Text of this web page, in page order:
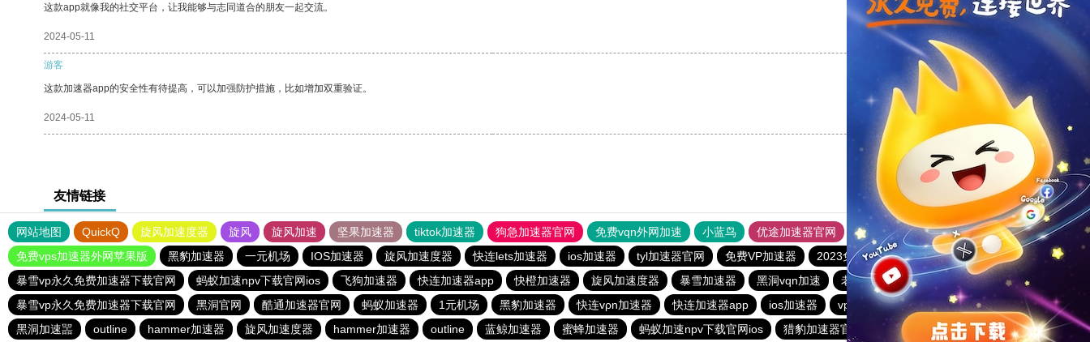
这款app就像我的社交平台，让我能够与志同道合的朋友一起交流。
2024-05-11 反对
游客
这款加速器app的安全性有待提高，可以加强防护措施，比如增加双重验证。
2024-05-11 反对[0]
友情链接
网站地图 QuickQ 旋风加速度器 旋风 旋风加速 坚果加速器 tiktok加速器 狗急加速器官网 免费vqn外网加速 小蓝鸟 优途加速器官网 风驰加速器 旋风加速器
八戒看书
免费vps加速器外网苹果版
黑豹加速器 一元机场 IOS加速器 旋风加速度器 快连lets加速器 ios加速器 tyl加速器官网 免费VP加速器
2023免费加速神器
暴雪vp永久免费加速器下载官网
蚂蚁加速npv下载官网ios 飞狗加速器 快连加速器app 快橙加速器 旋风加速度器 暴雪加速器 黑洞vqn加速 老王vp官网 雷霆加器速
outline
暴雪vp永久免费加速器下载官网
黑洞官网 酷通加速器官网 蚂蚁加速器 1元机场 黑豹加速器 快连vρn加速器 快连加速器app ios加速器 vp加速器官网 酷通npv加速器
outline
黑洞加速噐
outline hammer加速器 旋风加速度器 hammer加速器 outline 蓝鲸加速器 蜜蜂加速器 蚂蚁加速npv下载官网ios 猎豹加速器官网